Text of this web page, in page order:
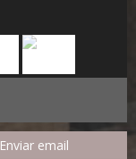
Enviar email